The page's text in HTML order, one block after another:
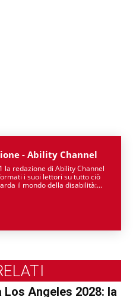
- Ability Channel
la redazione di Ability Channel
i suoi lettori su tutto ciò
il mondo della disabilità:
Los Angeles 2028: la